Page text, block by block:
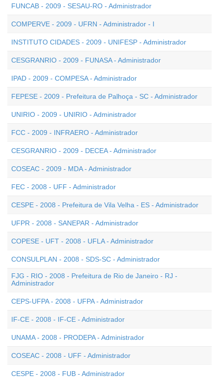
FUNCAB - 2009 - SESAU-RO - Administrador
COMPERVE - 2009 - UFRN - Administrador - I
INSTITUTO CIDADES - 2009 - UNIFESP - Administrador
CESGRANRIO - 2009 - FUNASA - Administrador
IPAD - 2009 - COMPESA - Administrador
FEPESE - 2009 - Prefeitura de Palhoça - SC - Administrador
UNIRIO - 2009 - UNIRIO - Administrador
FCC - 2009 - INFRAERO - Administrador
CESGRANRIO - 2009 - DECEA - Administrador
COSEAC - 2009 - MDA - Administrador
FEC - 2008 - UFF - Administrador
CESPE - 2008 - Prefeitura de Vila Velha - ES - Administrador
UFPR - 2008 - SANEPAR - Administrador
COPESE - UFT - 2008 - UFLA - Administrador
CONSULPLAN - 2008 - SDS-SC - Administrador
FJG - RIO - 2008 - Prefeitura de Rio de Janeiro - RJ -
Administrador
CEPS-UFPA - 2008 - UFPA - Administrador
IF-CE - 2008 - IF-CE - Administrador
UNAMA - 2008 - PRODEPA - Administrador
COSEAC - 2008 - UFF - Administrador
CESPE - 2008 - FUB - Administrador